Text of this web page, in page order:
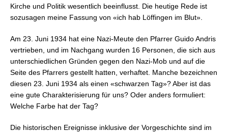
Kirche und Politik wesentlich beeinflusst. Die heutige Rede ist
sozusagen meine Fassung von «ich hab Löffingen im Blut».
Am 23. Juni 1934 hat eine Nazi-Meute den Pfarrer Guido Andris
vertrieben, und im Nachgang wurden 16 Personen, die sich aus
unterschiedlichen Gründen gegen den Nazi-Mob und auf die
Seite des Pfarrers gestellt hatten, verhaftet. Manche bezeichnen
diesen 23. Juni 1934 als einen «schwarzen Tag»? Aber ist das
eine gute Charakterisierung für uns? Oder anders formuliert:
Welche Farbe hat der Tag?
Die historischen Ereignisse inklusive der Vorgeschichte sind im